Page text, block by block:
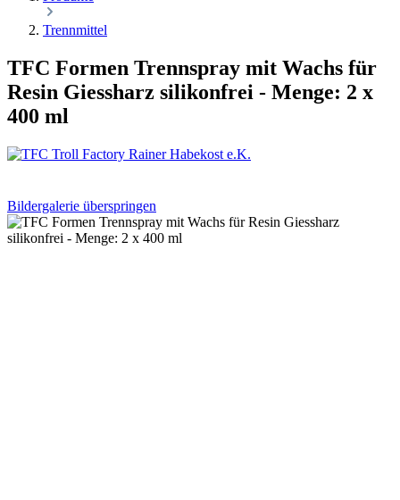
Trennmittel
TFC Formen Trennspray mit Wachs für
Resin Giessharz silikonfrei - Menge: 2 x
400 ml
Bildergalerie überspringen